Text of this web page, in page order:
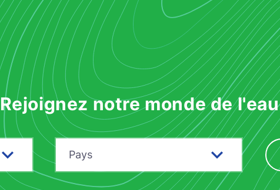
Rejoignez notre monde de l'eau
Pays